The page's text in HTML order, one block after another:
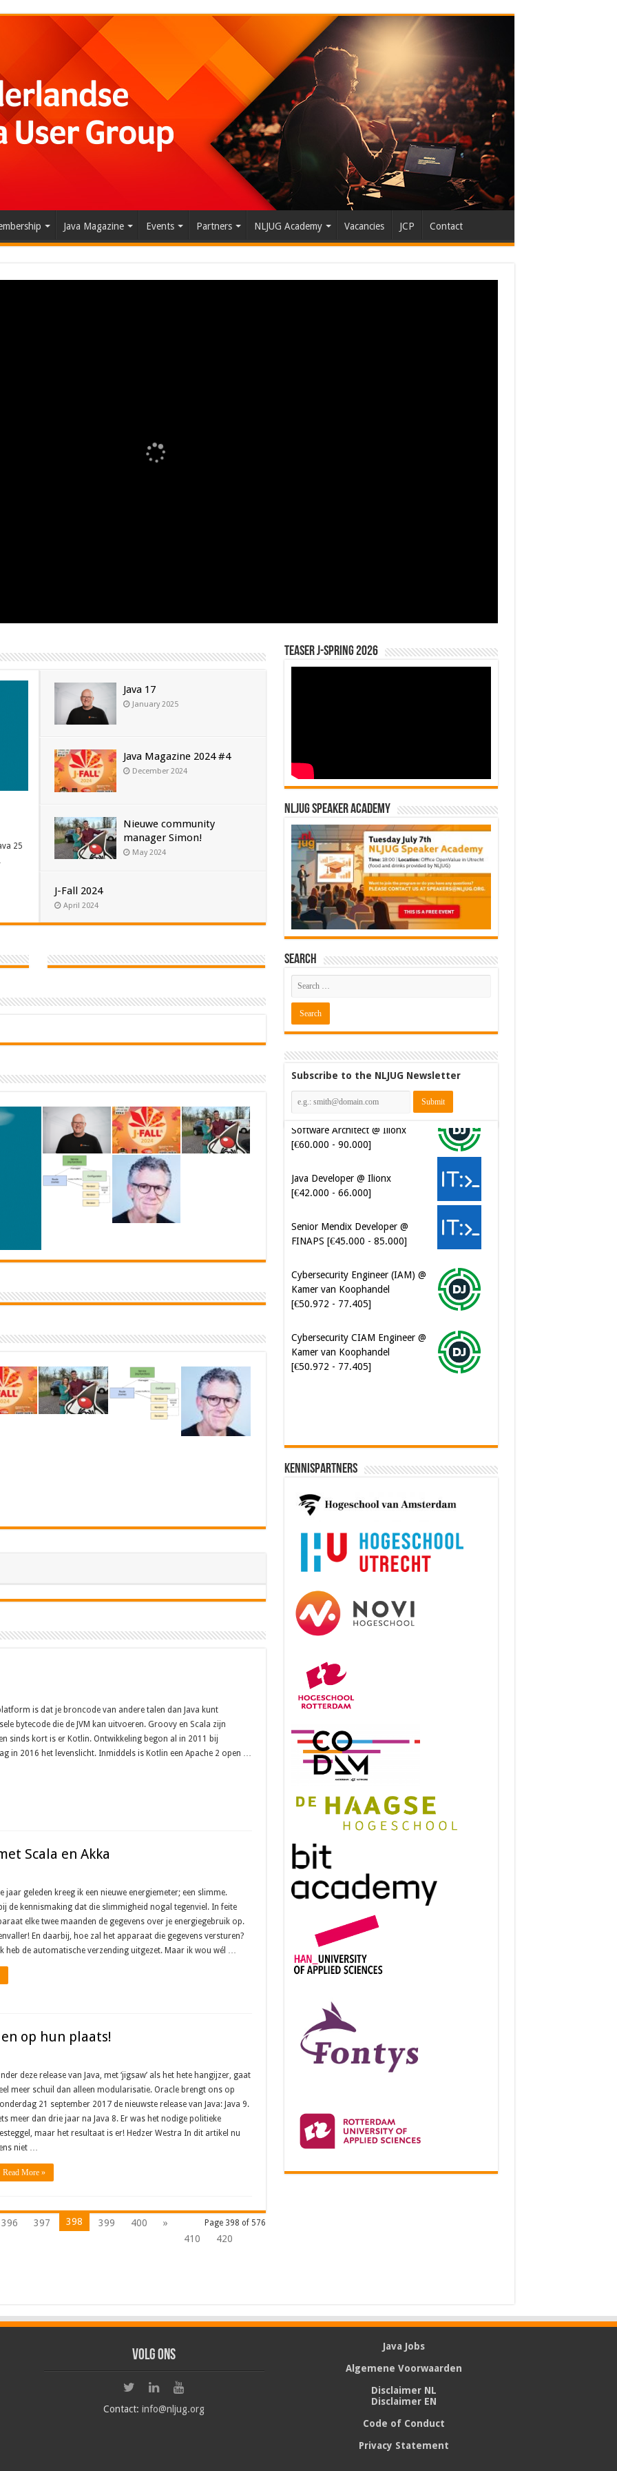
Java Magazine Events Partners NLJUG Academy Vacancies JCP Contact
25
Java 17
January 2025
Java Magazine 2024 #4
December 2024
Nieuwe community
manager Simon!
May 2024
J-Fall 2024
April 2024
is dat je broncode van andere talen dan Java kunt
bytecode die de JVM kan uitvoeren. Groovy en Scala zijn
sinds kort is er Kotlin. Ontwikkeling begon al in 2011 bij
in 2016 het levenslicht. Inmiddels is Kotlin een Apache 2 open …
Scala en Akka
jaar geleden kreeg ik een nieuwe energiemeter; een slimme.
de kennismaking dat die slimmigheid nogal tegenviel. In feite
elke twee maanden de gegevens over je energiegebruik op.
En daarbij, hoe zal het apparaat die gegevens versturen?
heb de automatische verzending uitgezet. Maar ik wou wél …
op hun plaats!
deze release van Java, met ‘jigsaw’ als het hete hangijzer, gaat
meer schuil dan alleen modularisatie. Oracle brengt ons op
21 september 2017 de nieuwste release van Java: Java 9.
meer dan drie jaar na Java 8. Er was het nodige politieke
maar het resultaat is er! Hedzer Westra In dit artikel nu
niet …
Read More »
Page 398 of 576
396 397 398 399 400
»
410
420
Teaser J-Spring 2026
NLJUG Speaker Academy
Search
Subscribe to the NLJUG Newsletter
Java Developer @ Ilionx
[€42.000 - 66.000]
Senior Mendix Developer @
FINAPS [€45.000 - 85.000]
Cybersecurity Engineer (IAM) @
Kamer van Koophandel
Cybersecurity CIAM Engineer @
Kamer van Koophandel
Software Architect @ Ilionx
[€60.000 - 90.000]
Kennispartners
Volg ons
Contact:info@nljug.org
Java Jobs
Algemene Voorwaarden
Disclaimer NL
Disclaimer EN
Code of Conduct
Privacy Statement